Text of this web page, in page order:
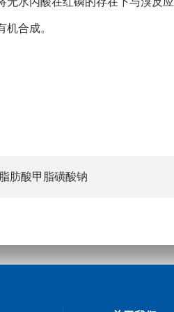
机合成。
脂肪酸甲脂磺酸钠